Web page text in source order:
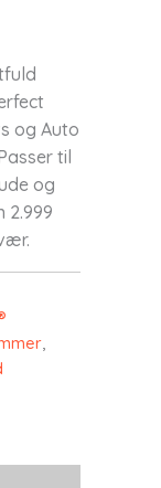
og Auto
til
og
2.999
,